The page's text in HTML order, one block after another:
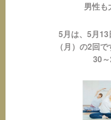
男性も
5月は、5月
（月）の2回で
30